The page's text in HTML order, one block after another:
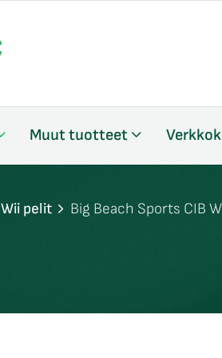
Muut tuotteet
Wii pelit Big Beach Sports CIB